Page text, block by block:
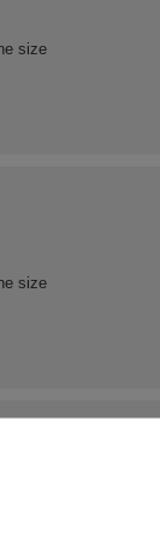
size
size